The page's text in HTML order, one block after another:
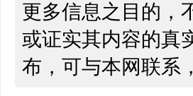
更多信息之目的，
或证实其内容的真
布，可与本网联系